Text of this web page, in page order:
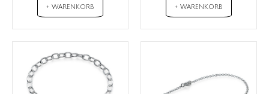
+ WARENKORB + WARENKORB